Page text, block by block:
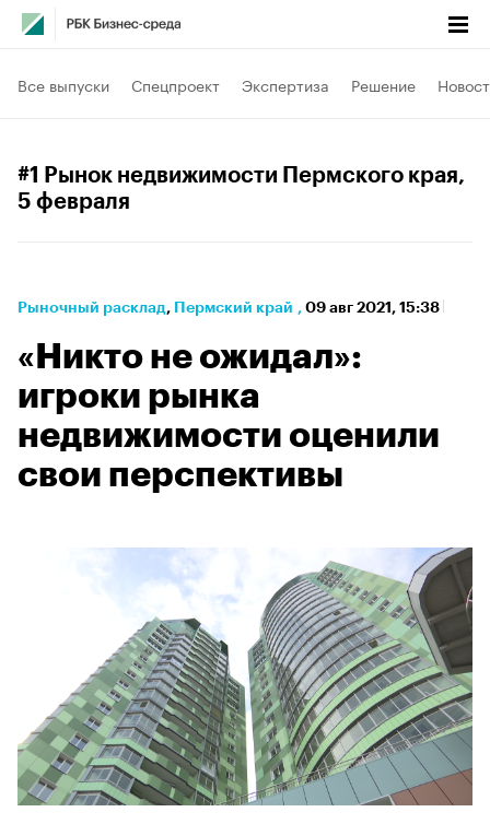
Все выпуски Спецпроект Экспертиза Решение
#1 Рынок недвижимости Пермского края,
5 февраля
Рыночный расклад⁠, Пермский край , 09 авг 2021, 15:38
«Никто не ожидал»:
игроки рынка
недвижимости оценили
свои перспективы